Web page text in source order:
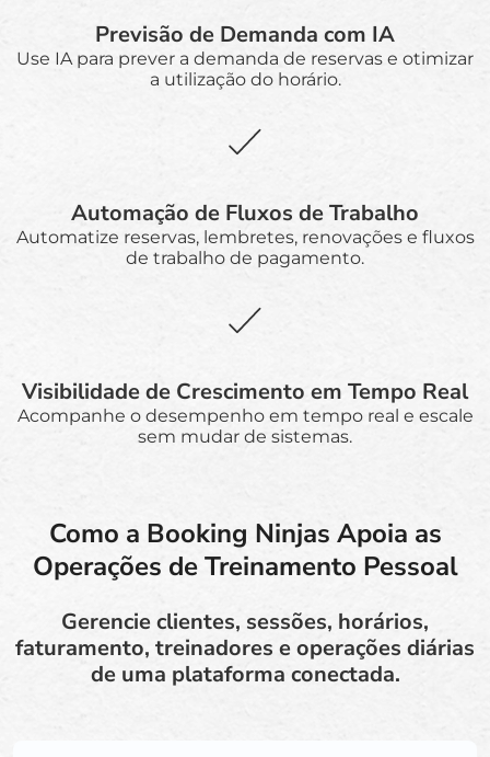
Previsão de Demanda com IA
Use IA para prever a demanda de reservas e otimizar
a utilização do horário.
Automação de Fluxos de Trabalho
Automatize reservas, lembretes, renovações e fluxos
de trabalho de pagamento.
Visibilidade de Crescimento em Tempo Real
Acompanhe o desempenho em tempo real e escale
sem mudar de sistemas.
Como a Booking Ninjas Apoia as
Operações de Treinamento Pessoal
Gerencie clientes, sessões, horários,
faturamento, treinadores e operações diárias
de uma plataforma conectada.